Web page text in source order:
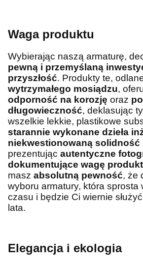
Waga produktu
Wybierając naszą armaturę,
pewną i przemyślaną
przyszłość. Produkty te,
wytrzymałego mosiądzu,
odporność na korozję oraz
długowieczność, deklasując
wszelkie lekkie, plastikowe
starannie wykonane dzieła
niekwestionowaną solidność
prezentując autentyczne
dokumentujące wagę
masz absolutną pewność, że
wyboru armatury, która sprosta
czasu i będzie Ci wiernie
lata.
Elegancja i ekologia